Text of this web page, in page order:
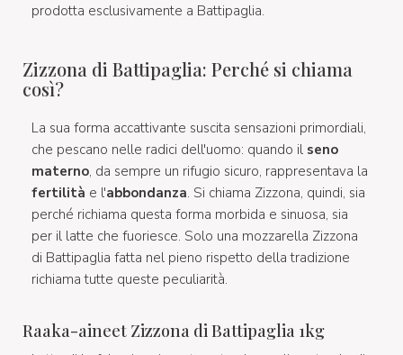
prodotta esclusivamente a Battipaglia.
Zizzona di Battipaglia: Perché si chiama
così?
La sua forma accattivante suscita sensazioni primordiali,
che pescano nelle radici dell'uomo: quando il seno
materno, da sempre un rifugio sicuro, rappresentava la
fertilità e l'abbondanza. Si chiama Zizzona, quindi, sia
perché richiama questa forma morbida e sinuosa, sia
per il latte che fuoriesce. Solo una mozzarella Zizzona
di Battipaglia fatta nel pieno rispetto della tradizione
richiama tutte queste peculiarità.
Raaka-aineet Zizzona di Battipaglia 1kg